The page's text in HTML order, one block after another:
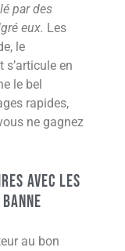
par des
eux. Les
le
en
le bel
rapides,
ne gagnez
avec les
au bon